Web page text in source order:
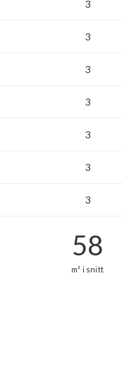
3
3
3
3
3
3
3